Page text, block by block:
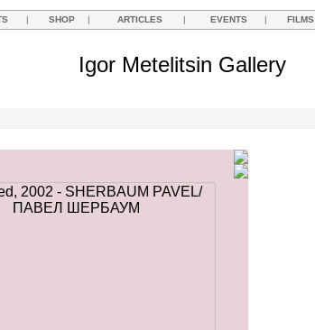
| SHOP | ARTICLES | EVENTS | FILMS
Igor Metelitsin Gallery